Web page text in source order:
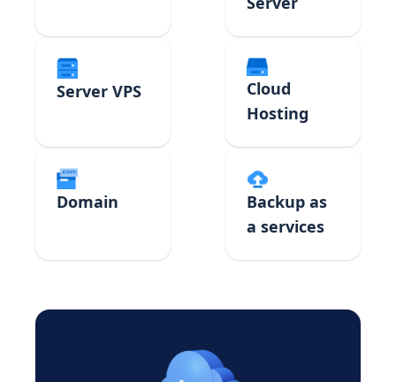
Server VPS
Cloud
Hosting
Domain
Backup as
a services